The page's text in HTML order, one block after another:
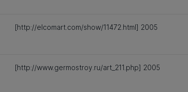
[http://elcomart.com/show/11472.html] 2005
[http://www.germostroy.ru/art_211.php] 2005